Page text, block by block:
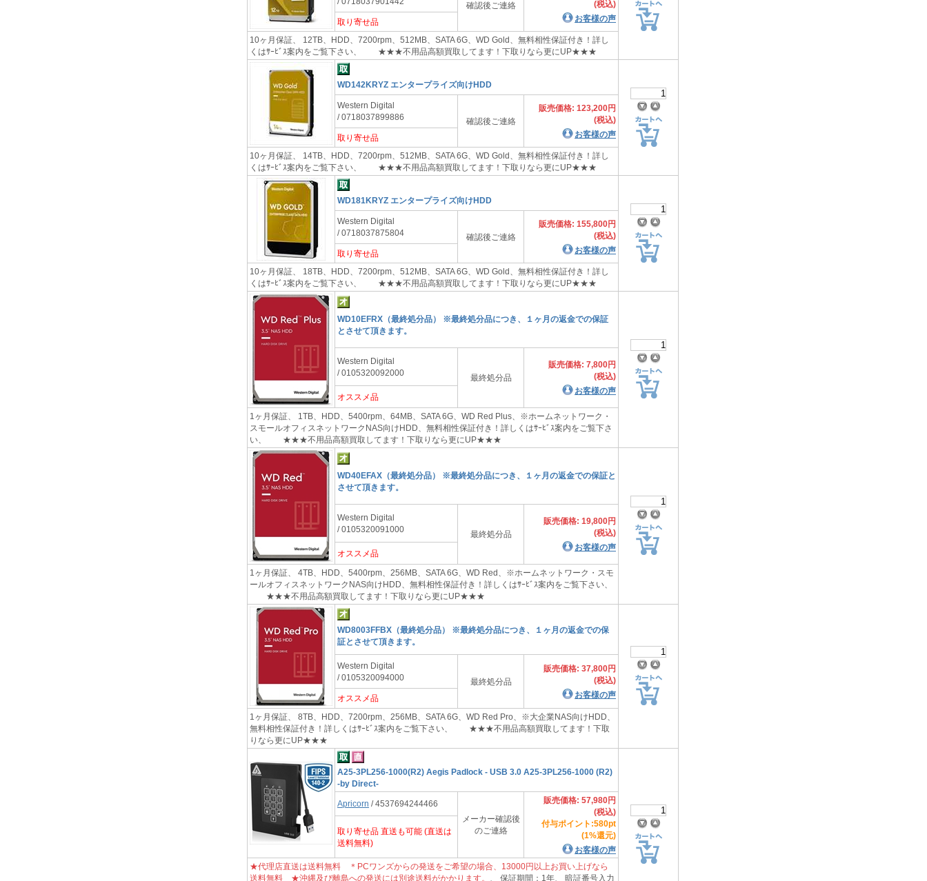
確認後ご連絡
(税込)
お客様の声
取り寄せ品
10ヶ月保証、 12TB、HDD、7200rpm、512MB、SATA 6G、WD Gold、無料相性保証付き！詳し
くはｻｰﾋﾞｽ案内をご覧下さい、 ★★★不用品高額買取してます！下取りなら更にUP★★★
WD142KRYZ エンタープライズ向けHDD
Western Digital
/ 0718037899886
確認後ご連絡
販売価格: 123,200円
(税込)
お客様の声
取り寄せ品
10ヶ月保証、 14TB、HDD、7200rpm、512MB、SATA 6G、WD Gold、無料相性保証付き！詳し
くはｻｰﾋﾞｽ案内をご覧下さい、 ★★★不用品高額買取してます！下取りなら更にUP★★★
WD181KRYZ エンタープライズ向けHDD
Western Digital
/ 0718037875804
確認後ご連絡
販売価格: 155,800円
(税込)
お客様の声
取り寄せ品
10ヶ月保証、 18TB、HDD、7200rpm、512MB、SATA 6G、WD Gold、無料相性保証付き！詳し
くはｻｰﾋﾞｽ案内をご覧下さい、 ★★★不用品高額買取してます！下取りなら更にUP★★★
WD10EFRX（最終処分品） ※最終処分品につき、１ヶ月の返金での保証
とさせて頂きます。
Western Digital
/ 0105320092000
最終処分品
販売価格: 7,800円
(税込)
お客様の声
オススメ品
1ヶ月保証、 1TB、HDD、5400rpm、64MB、SATA 6G、WD Red Plus、※ホームネットワーク・
スモールオフィスネットワークNAS向けHDD、無料相性保証付き！詳しくはｻｰﾋﾞｽ案内をご覧下さ
い、 ★★★不用品高額買取してます！下取りなら更にUP★★★
WD40EFAX（最終処分品） ※最終処分品につき、１ヶ月の返金での保証と
させて頂きます。
Western Digital
/ 0105320091000
最終処分品
販売価格: 19,800円
(税込)
お客様の声
オススメ品
1ヶ月保証、 4TB、HDD、5400rpm、256MB、SATA 6G、WD Red、※ホームネットワーク・スモ
ールオフィスネットワークNAS向けHDD、無料相性保証付き！詳しくはｻｰﾋﾞｽ案内をご覧下さい、
★★★不用品高額買取してます！下取りなら更にUP★★★
WD8003FFBX（最終処分品） ※最終処分品につき、１ヶ月の返金での保
証とさせて頂きます。
Western Digital
/ 0105320094000
最終処分品
販売価格: 37,800円
(税込)
お客様の声
オススメ品
1ヶ月保証、 8TB、HDD、7200rpm、256MB、SATA 6G、WD Red Pro、※大企業NAS向けHDD、
無料相性保証付き！詳しくはｻｰﾋﾞｽ案内をご覧下さい、 ★★★不用品高額買取してます！下取
りなら更にUP★★★
A25-3PL256-1000(R2) Aegis Padlock - USB 3.0 A25-3PL256-1000 (R2)
-by Direct-
Apricorn / 4537694244466
メーカー確認後
のご連絡
販売価格: 57,980円
(税込)
付与ポイント:580pt
(1%還元)
お客様の声
取り寄せ品 直送も可能 (直送は
送料無料)
★代理店直送は送料無料 ＊PCワンズからの発送をご希望の場合、13000円以上お買い上げなら
送料無料 ★沖縄及び離島への発送には別途送料がかかります。
、 保証期間：1年、 暗証番号入力